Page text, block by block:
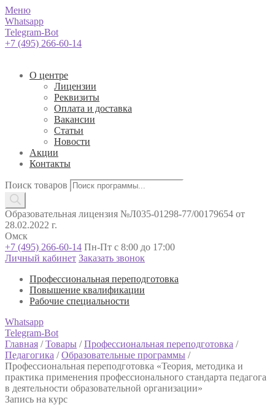
Меню
Whatsapp
Telegram-Bot
+7 (495) 266-60-14
О центре
Лицензии
Реквизиты
Оплата и доставка
Вакансии
Статьи
Новости
Акции
Контакты
Поиск товаров
Образовательная лицензия №Л035-01298-77/00179654 от
28.02.2022 г.
Омск
+7 (495) 266-60-14 Пн-Пт с 8:00 до 17:00
Личный кабинет Заказать звонок
Профессиональная переподготовка
Повышение квалификации
Рабочие специальности
Whatsapp
Telegram-Bot
Главная /Товары /Профессиональная переподготовка /
Педагогика /Образовательные программы /
Профессиональная переподготовка «Теория, методика и
практика применения профессионального стандарта педагога
в деятельности образовательной организации»
Запись на курс